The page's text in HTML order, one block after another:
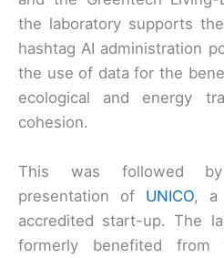
the laboratory supports
hashtag AI administration
the use of data for the
ecological and energy
cohesion.
This was followed by
presentation of UNICO, a
accredited start-up. The
formerly benefited